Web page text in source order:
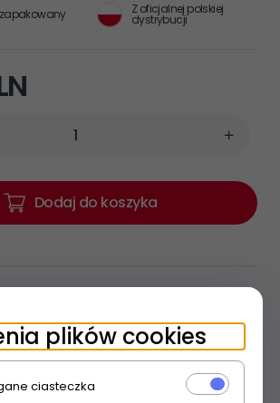
Z oficjalnej polskiej
dystrybucji
Dodaj do koszyka
stronę
plików cookies
ciasteczka